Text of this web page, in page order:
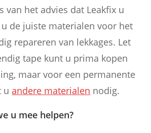
van het advies dat Leakfix u
de juiste materialen voor het
repareren van lekkages. Let
tape kunt u prima kopen
maar voor een permanente
u andere materialen nodig.
u mee helpen?